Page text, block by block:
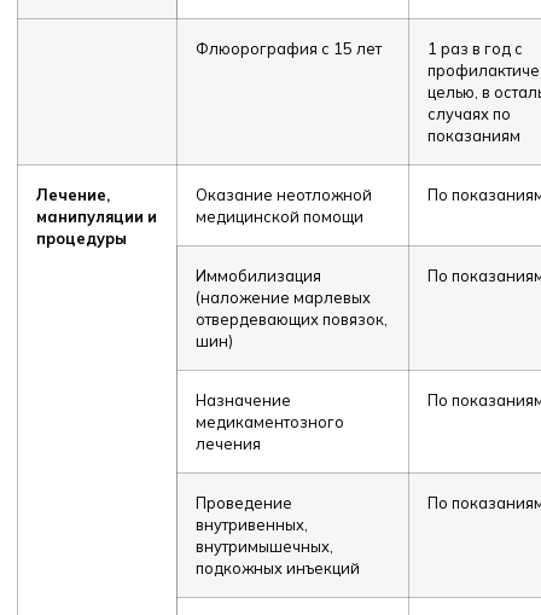
Флюорография с 15 лет
1 раз в год с
целью, в
случаях по
показаниям
Лечение,
манипуляции и
процедуры
Оказание неотложной
медицинской помощи
По
Иммобилизация
(наложение марлевых
отвердевающих повязок,
шин)
По
Назначение
медикаментозного
лечения
По
Проведение
внутривенных,
внутримышечных,
подкожных инъекций
По